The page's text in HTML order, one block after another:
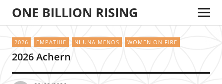
ONE BILLION RISING
2026 EMPATHIE NI UNA MENOS WOMEN ON FIRE
2026 Achern